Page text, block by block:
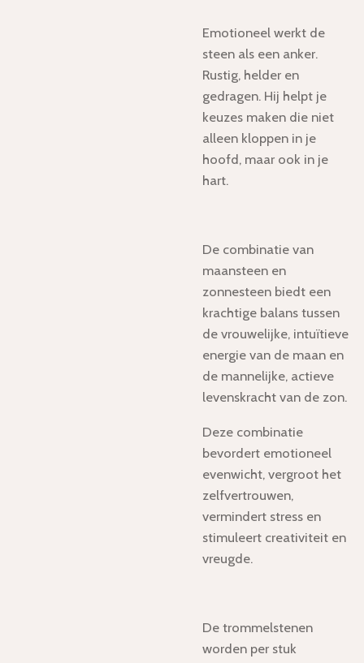
Emotioneel werkt de
steen als een anker.
Rustig, helder en
gedragen. Hij helpt je
keuzes maken die niet
alleen kloppen in je
hoofd, maar ook in je
hart.
De combinatie van
maansteen en
zonnesteen biedt een
krachtige balans tussen
de vrouwelijke, intuïtieve
energie van de maan en
de mannelijke, actieve
levenskracht van de zon.
Deze combinatie
bevordert emotioneel
evenwicht, vergroot het
zelfvertrouwen,
vermindert stress en
stimuleert creativiteit en
vreugde.
De trommelstenen
worden per stuk